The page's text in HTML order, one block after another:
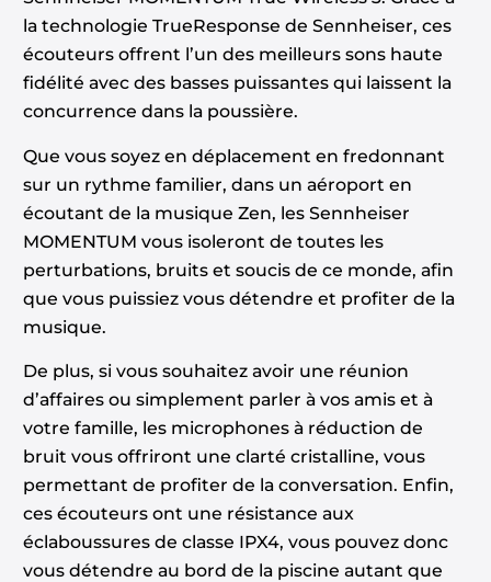
la technologie TrueResponse de Sennheiser, ces
écouteurs offrent l’un des meilleurs sons haute
fidélité avec des basses puissantes qui laissent la
concurrence dans la poussière.
Que vous soyez en déplacement en fredonnant
sur un rythme familier, dans un aéroport en
écoutant de la musique Zen, les Sennheiser
MOMENTUM vous isoleront de toutes les
perturbations, bruits et soucis de ce monde, afin
que vous puissiez vous détendre et profiter de la
musique.
De plus, si vous souhaitez avoir une réunion
d’affaires ou simplement parler à vos amis et à
votre famille, les microphones à réduction de
bruit vous offriront une clarté cristalline, vous
permettant de profiter de la conversation. Enfin,
ces écouteurs ont une résistance aux
éclaboussures de classe IPX4, vous pouvez donc
vous détendre au bord de la piscine autant que